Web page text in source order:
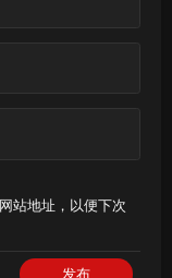
站地址，以便下次
发布